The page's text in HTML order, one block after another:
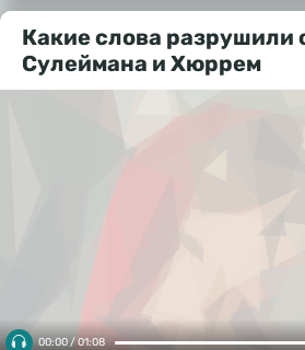
Какие слова разрушили
Сулеймана и Хюррем
00:00 / 01:08